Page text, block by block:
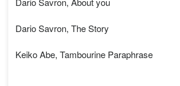
Dario Savron, The Story
Keiko Abe, Tambourine Paraphrase